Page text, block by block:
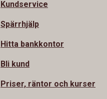
Kundservice
Spärrhjälp
Hitta bankkontor
Bli kund
Priser, räntor och kurser